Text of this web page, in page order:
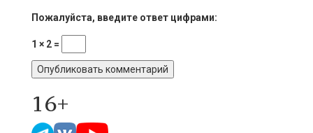
Пожалуйста, введите ответ цифрами:
1 × 2 =
16+